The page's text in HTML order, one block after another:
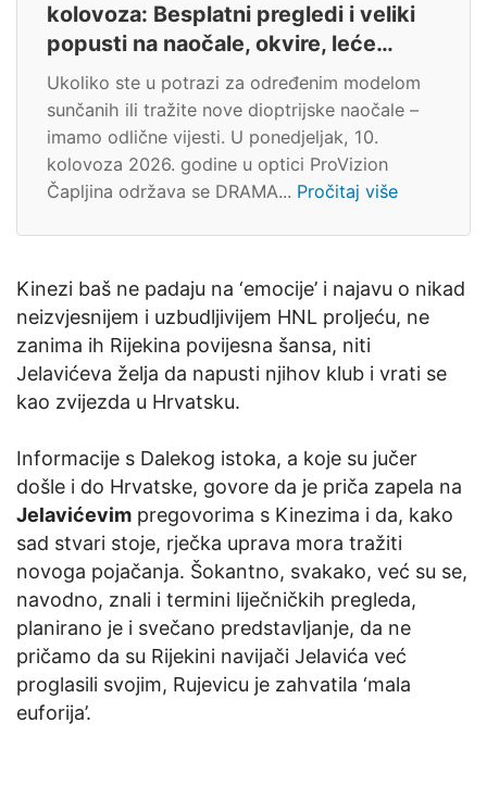
kolovoza: Besplatni pregledi i veliki
popusti na naočale, okvire, leće…
Ukoliko ste u potrazi za određenim modelom
sunčanih ili tražite nove dioptrijske naočale –
imamo odlične vijesti. U ponedjeljak, 10.
kolovoza 2026. godine u optici ProVizion
Čapljina održava se DRAMA... Pročitaj više
Kinezi baš ne padaju na ‘emocije’ i najavu o nikad
neizvjesnijem i uzbudljivijem HNL proljeću, ne
zanima ih Rijekina povijesna šansa, niti
Jelavićeva želja da napusti njihov klub i vrati se
kao zvijezda u Hrvatsku.
Informacije s Dalekog istoka, a koje su jučer
došle i do Hrvatske, govore da je priča zapela na
Jelavićevim pregovorima s Kinezima i da, kako
sad stvari stoje, rječka uprava mora tražiti
novoga pojačanja. Šokantno, svakako, već su se,
navodno, znali i termini liječničkih pregleda,
planirano je i svečano predstavljanje, da ne
pričamo da su Rijekini navijači Jelavića već
proglasili svojim, Rujevicu je zahvatila ‘mala
euforija’.